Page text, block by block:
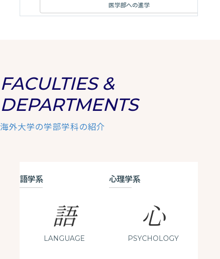
医学部への進学
FACULTIES &
DEPARTMENTS
海外大学の学部学科の紹介
語学系
語
LANGUAGE
心理学系
心
PSYCHOLOGY